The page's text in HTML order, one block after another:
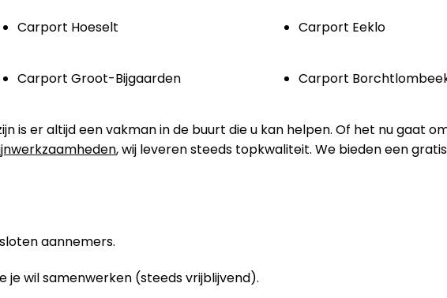
Carport Hoeselt Carport Eeklo
Carport Groot-Bijgaarden Carport
is er altijd een vakman in de buurt die u kan helpen. Of het nu gaat
, wij leveren steeds topkwaliteit. We bieden een
aannemers.
wil samenwerken (steeds vrijblijvend).